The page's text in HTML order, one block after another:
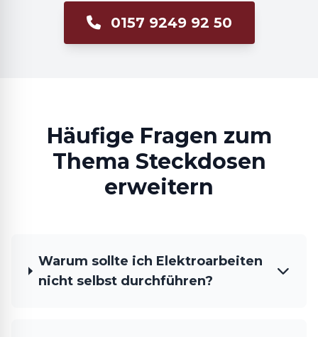
0157 9249 92 50
Häufige Fragen zum
Thema Steckdosen
erweitern
Warum sollte ich Elektroarbeiten
nicht selbst durchführen?